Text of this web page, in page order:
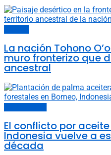
La nación Tohono
muro fronterizo que
ancestral
El conflicto por
Indonesia vuelve a
década